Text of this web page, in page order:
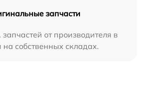
запчасти
от производителя в
на собственных складах.